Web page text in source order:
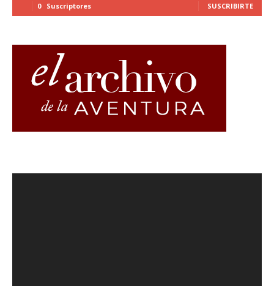
0 Suscriptores SUSCRIBIRTE